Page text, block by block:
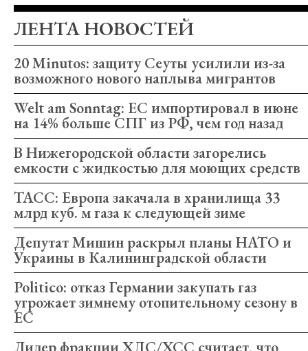
ЛЕНТА НОВОСТЕЙ
20 Minutos: защиту Сеуты усилили из-за
возможного нового наплыва мигрантов
Welt am Sonntag: ЕС импортировал в июне
на 14% больше СПГ из РФ, чем год назад
В Нижегородской области загорелись
емкости с жидкостью для моющих средств
ТАСС: Европа закачала в хранилища 33
млрд куб. м газа к следующей зиме
Депутат Мишин раскрыл планы НАТО и
Украины в Калининградской области
Politico: отказ Германии закупать газ
угрожает зимнему отопительному сезону в
ЕС